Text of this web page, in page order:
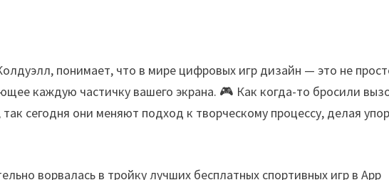
понимает, что в мире цифровых игр дизайн — это не
каждую частичку вашего экрана. 🎮 Как когда-то бросили
сегодня они меняют подход к творческому процессу, делая
ворвалась в тройку лучших бесплатных спортивных игр в App